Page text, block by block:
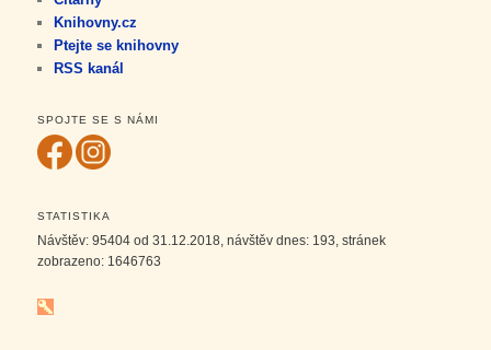
Knihovny.cz
Ptejte se knihovny
RSS kanál
SPOJTE SE S NÁMI
STATISTIKA
Návštěv:95404 od 31.12.2018, návštěv dnes: 193, stránek
zobrazeno: 1646763